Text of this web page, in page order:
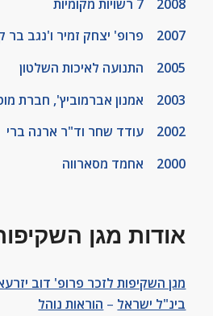
2008
7 רשויות מקומיות
2007 פרופ' יצחק זמיר ו'נגב בר קימא'
2005 התנועה לאיכות השלטון
2003 אמנון אברמוביץ
', חברת
2002 עודד שחר וד"ר ארנה ברי
2000 אחמד מסארווה
אודות מגן
מגן השקיפות לזכר פרופ' דוב
בינ"ל ישראל – הוראות נוהל